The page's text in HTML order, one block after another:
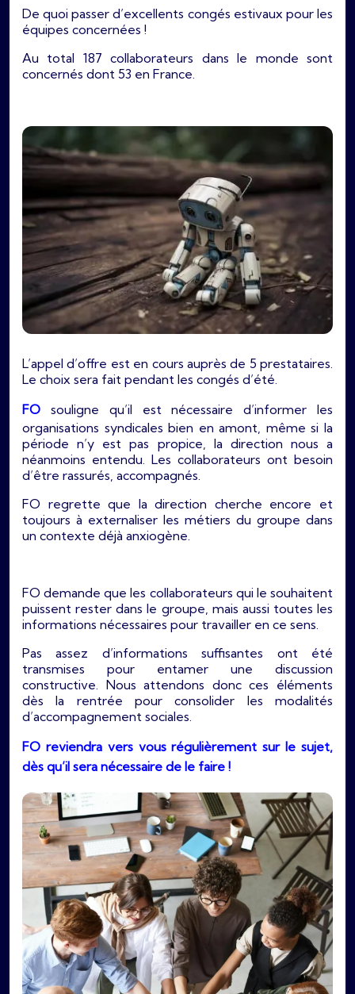
De quoi passer d’excellents congés estivaux pour les
équipes concernées !
Au total 187 collaborateurs dans le monde sont
concernés dont 53 en France.
L’appel d’offre est en cours auprès de 5 prestataires.
Le choix sera fait pendant les congés d’été.
FO souligne qu’il est nécessaire d’informer les
organisations syndicales bien en amont, même si la
période n’y est pas propice, la direction nous a
néanmoins entendu. Les collaborateurs ont besoin
d’être rassurés, accompagnés.
FO regrette que la direction cherche encore et
toujours à externaliser les métiers du groupe dans
un contexte déjà anxiogène.
FO demande que les collaborateurs qui le souhaitent
puissent rester dans le groupe, mais aussi toutes les
informations nécessaires pour travailler en ce sens.
Pas assez d’informations suffisantes ont été
transmises pour entamer une discussion
constructive. Nous attendons donc ces éléments
dès la rentrée pour consolider les modalités
d’accompagnement sociales.
FO reviendra vers vous régulièrement sur le sujet,
dès qu’il sera nécessaire de le faire !